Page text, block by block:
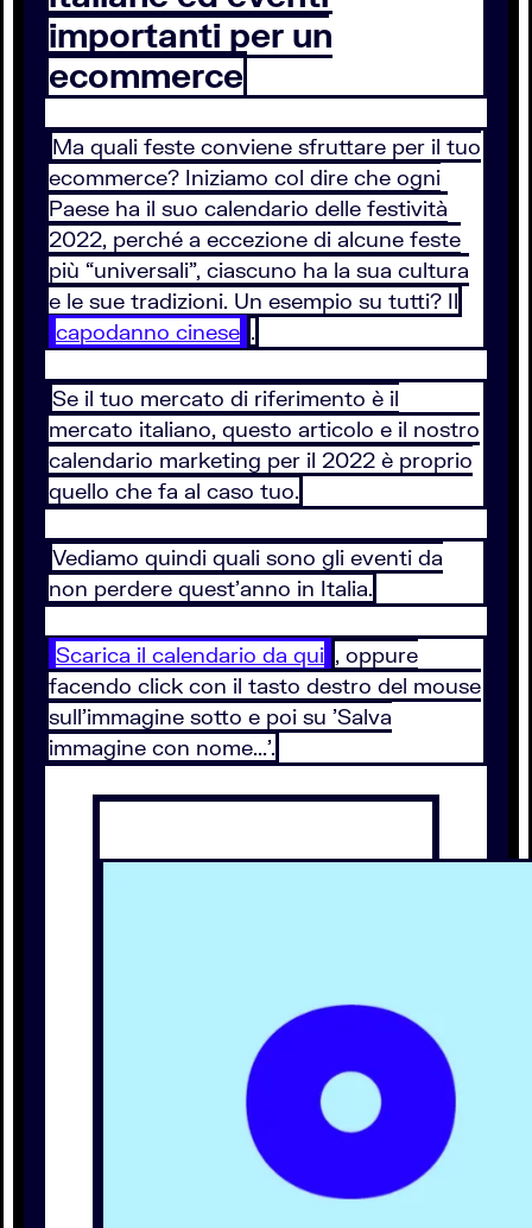
importanti per un
ecommerce
Ma quali feste conviene sfruttare per il tuo
ecommerce? Iniziamo col dire che ogni
Paese ha il suo calendario delle festività
2022, perché a eccezione di alcune feste
più “universali”, ciascuno ha la sua cultura
e le sue tradizioni. Un esempio su tutti? Il
capodanno cinese .
Se il tuo mercato di riferimento è il
mercato italiano, questo articolo e il nostro
calendario marketing per il 2022 è proprio
quello che fa al caso tuo.
Vediamo quindi quali sono gli eventi da
non perdere quest'anno in Italia.
Scarica il calendario da qui , oppure
facendo click con il tasto destro del mouse
sull'immagine sotto e poi su 'Salva
immagine con nome...'.